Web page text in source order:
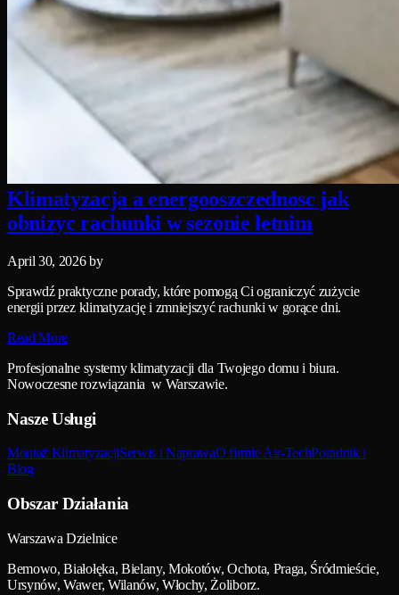
Klimatyzacja a energooszczednosc jak
obnizyc rachunki w sezonie letnim
April 30, 2026by
Sprawdź praktyczne porady, które pomogą Ci ograniczyć zużycie
energii przez klimatyzację i zmniejszyć rachunki w gorące dni.
Read More
Profesjonalne systemy klimatyzacji dla Twojego domu i biura.
Nowoczesne rozwiązania w Warszawie.
Nasze Usługi
Montaż KlimatyzacjiSerwis i NaprawaO firmie Air-TechPoradnik i
Blog
Obszar Działania
Warszawa Dzielnice
Bemowo, Białołęka, Bielany, Mokotów, Ochota, Praga, Śródmieście,
Ursynów, Wawer, Wilanów, Włochy, Żoliborz.